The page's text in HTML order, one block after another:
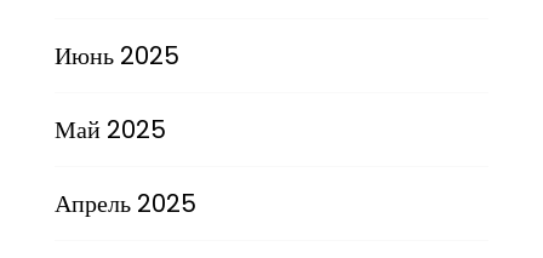
Июнь 2025
Май 2025
Апрель 2025